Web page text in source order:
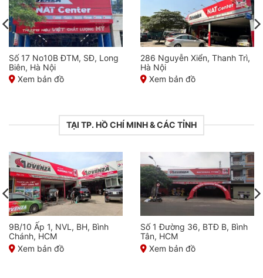
Số 17 No10B ĐTM, SĐ, Long
Biên, Hà Nội
Xem bản đồ
286 Nguyễn Xiển, Thanh Trì,
Hà Nội
Xem bản đồ
TẠI TP. HỒ CHÍ MINH & CÁC TỈNH
9B/10 Ấp 1, NVL, BH, Bình
Chánh, HCM
Xem bản đồ
Số 1 Đường 36, BTĐ B, Bình
Tân, HCM
Xem bản đồ